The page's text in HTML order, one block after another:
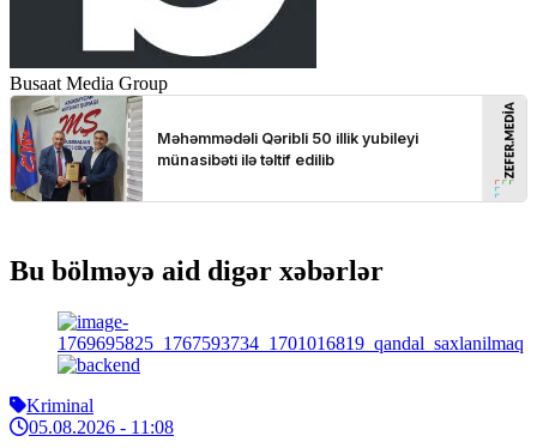
Busaat Media Group
Bu bölməyə aid digər xəbərlər
Kriminal
05.08.2026 - 11:08